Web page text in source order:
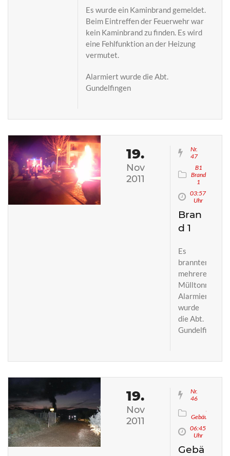
Es wurde ein Kaminbrand gemeldet.
Beim Eintreffen der Feuerwehr war
kein Kaminbrand zu finden. Es wird
eine Fehlfunktion an der Heizung
vermutet.
Alarmiert wurde die Abt.
Gundelfingen
19.
Nov
2011
Nr.
47
B1
Brand
1
03:57
Uhr
Bran
d 1
Es
brannten
mehrere
Mülltonnen.
Alarmiert
wurde
die Abt.
Gundelfingen
19.
Nov
2011
Nr.
46
B3
Gebäudebrand
06:45
Uhr
Gebä